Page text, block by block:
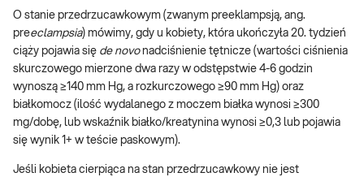
O stanie przedrzucawkowym (zwanym preeklampsją, ang.
preeclampsia) mówimy, gdy u kobiety, która ukończyła 20. tydzień
ciąży pojawia się de novonadciśnienie tętnicze (wartości ciśnienia
skurczowego mierzone dwa razy w odstępstwie 4-6 godzin
wynoszą ≥140 mm Hg, a rozkurczowego ≥90 mm Hg) oraz
białkomocz (ilość wydalanego z moczem białka wynosi ≥300
mg/dobę, lub wskaźnik białko/kreatynina wynosi ≥0,3 lub pojawia
się wynik 1+ w teście paskowym).
Jeśli kobieta cierpiąca na stan przedrzucawkowy nie jest